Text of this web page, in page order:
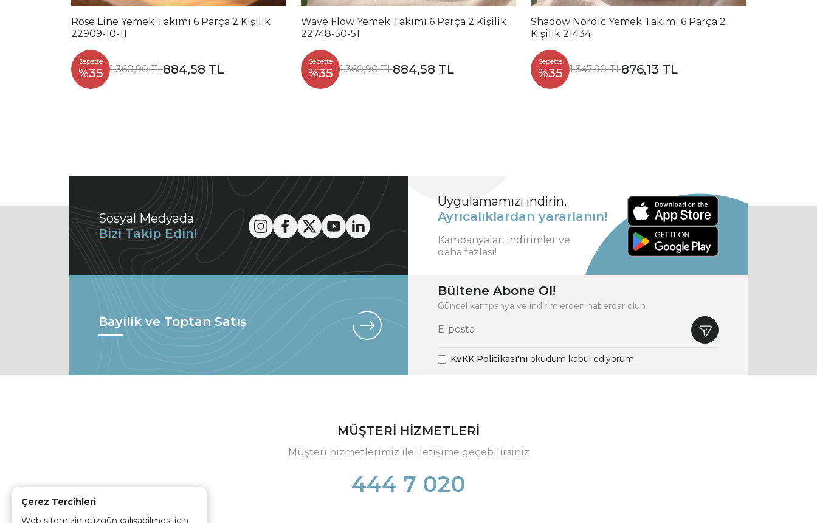
Çerez Tercihleri
Web sitemizin düzgün çalışabilmesi için
Rose Line Yemek Takımı 6 Parça 2 Kişilik
22909-10-11
Sepette
%35 1.360,90 TL884,58 TL
Wave Flow Yemek Takımı 6 Parça 2 Kişilik
22748-50-51
Sepette
%35 1.360,90 TL884,58 TL
Shadow Nordic Yemek Takımı 6 Parça 2
Kişilik 21434
Sepette
%35 1.347,90 TL876,13 TL
Sosyal Medyada
Bizi Takip Edin!
Uygulamamızı indirin,
Ayrıcalıklardan yararlanın!
Kampanyalar, indirimler ve
daha fazlası!
Bayilik ve Toptan Satış
Bültene Abone Ol!
Güncel kampanya ve indirimlerden haberdar olun.
KVKK Politikası'nı okudum kabul ediyorum.
MÜŞTERİ HİZMETLERİ
Müşteri hizmetlerimiz ile iletişime geçebilirsiniz
444 7 020